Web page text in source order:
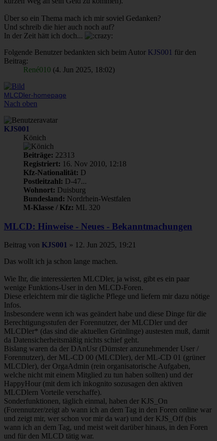
Über so ein Thema mach ich mir soviel Gedanken?
Und schreib die hier auch noch auf?
In der Zeit hätt ich doch...
Folgende Benutzer bedankten sich beim Autor KJS001 für den
Beitrag:
René010 (4. Jun 2025, 18:02)
MLCDler-homepage
Nach oben
KJS001
Könich
Beiträge: 22313
Registriert: 16. Nov 2010, 12:18
Kfz-Nationalität: D
Postleitzahl: D-47...
Wohnort: Duisburg
Bundesland: Nordrhein-Westfalen
M-Klasse / Kfz: ML 320
MLCD: Hinweise - Neues - Bekanntmachungen
Beitrag von KJS001 » 12. Jun 2025, 19:21
Das wollt ich ja schon lange machen.
Wie Ihr, die interessierten MLCDler, ja wisst, gibt es ein paar
wenige Funktions-User in den MLCD-Foren.
Diese erleichtern mir die tägliche Pflege und liefern mir dazu nötige
Infos.
Insbesondere wenn ich was geändert habe und diese Dinge für die
Berechtigungsstufen der Forennutzer, der MLCDler und der
MLCDler* (das sind die aktuellen Grünlinge) austesten muß, damit
da Datensicherheitsmäßig nichts schief geht.
Bislang waren da der DAnUsr (Dümster anzunehmender User /
Forennutzer), der ML-CD 00 (MLCDler), der ML-CD 01 (grüner
MLCDler), der OrgaAdmin (rein organisatorische Aufgaben,
welche nicht mit einem Mitglied zu tun haben sollten) und der
HappyHour (mit dem ich inkognito sozusagen den aktiven
MLCDlern Vorteile verschaffe).
Sonderfunktionen, täglich einmal, haben der KJS_On
(Forennutzer/zeigt ab wann ich an dem Tag in den Foren online war
und zeigt mir, wer schon vor mir da war) und der KJS_Off (bis
wann ich an dem Tag, und meist weit darüber hinaus, in den Foren
und für den MLCD tätig war.